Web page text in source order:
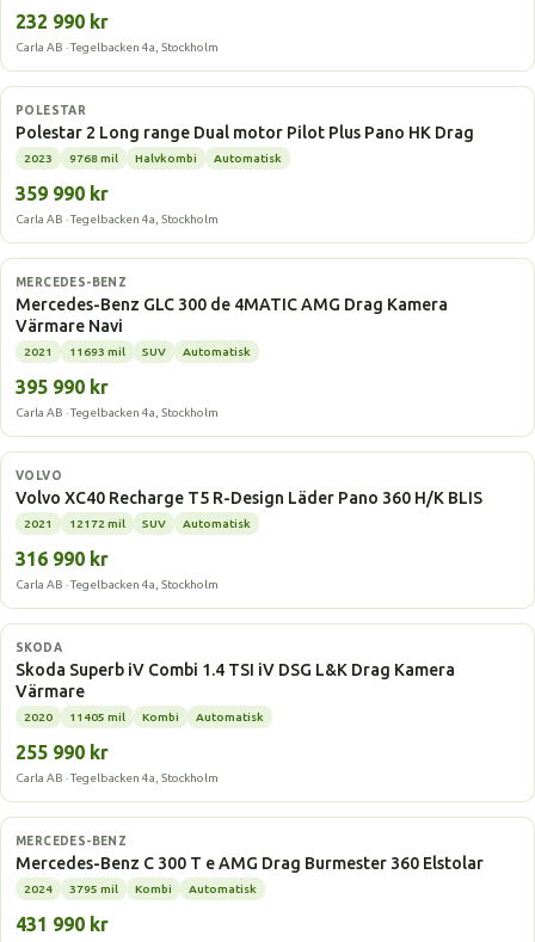
232 990 kr
Carla AB · Tegelbacken 4a, Stockholm
Elbil
POLESTAR
Polestar 2 Long range Dual motor Pilot Plus Pano HK Drag
2023 9768 mil Halvkombi Automatisk
359 990 kr
Carla AB · Tegelbacken 4a, Stockholm
Laddhybrid
MERCEDES-BENZ
Mercedes-Benz GLC 300 de 4MATIC AMG Drag Kamera
Värmare Navi
2021 11693 mil SUV Automatisk
395 990 kr
Carla AB · Tegelbacken 4a, Stockholm
Laddhybrid
VOLVO
Volvo XC40 Recharge T5 R-Design Läder Pano 360 H/K BLIS
2021 12172 mil SUV Automatisk
316 990 kr
Carla AB · Tegelbacken 4a, Stockholm
Laddhybrid
SKODA
Skoda Superb iV Combi 1.4 TSI iV DSG L&K Drag Kamera
Värmare
2020 11405 mil Kombi Automatisk
255 990 kr
Carla AB · Tegelbacken 4a, Stockholm
Laddhybrid
MERCEDES-BENZ
Mercedes-Benz C 300 T e AMG Drag Burmester 360 Elstolar
2024 3795 mil Kombi Automatisk
431 990 kr